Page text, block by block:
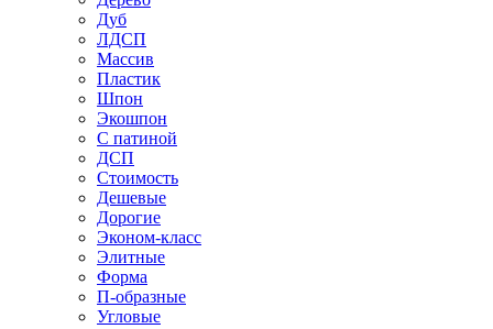
Дуб
ЛДСП
Массив
Пластик
Шпон
Экошпон
С патиной
ДСП
Стоимость
Дешевые
Дорогие
Эконом-класс
Элитные
Форма
П-образные
Угловые